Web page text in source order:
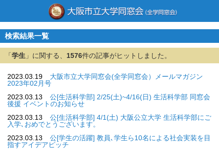
検索結果一覧
「 学生 」に関する、 1576件の記事がヒットしました。
2023.03.19
大阪市立大学同窓会(全学同窓会）メールマガジン
2023年02月号
2023.03.13
公[生活科学部] 2/25(土)~4/16(日) 生活科学部 同窓会
後援 イベントのお知らせ
2023.03.13
公[生活科学部] 4/1(土) 大阪公立大学 生活科学部にご
入学､おめでとうございます。
2023.03.13
公[学生の活躍] 教員､学生ら10名による社会実装を目
指すアイデアピッチ